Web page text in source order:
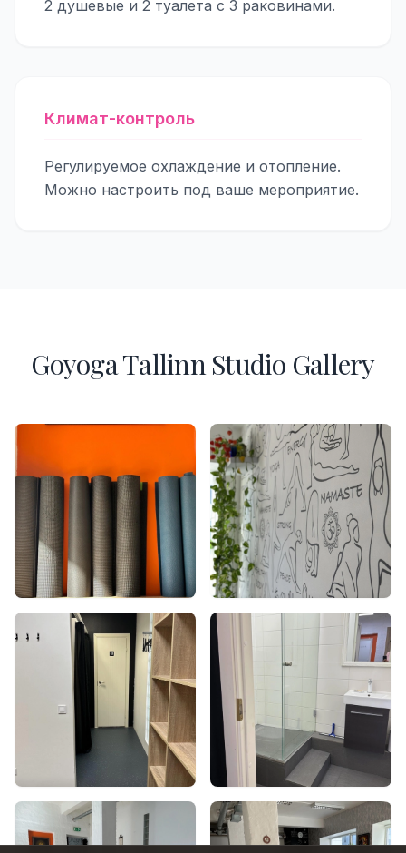
2 душевые и 2 туалета с 3 раковинами.
Климат-контроль
Регулируемое охлаждение и отопление.
Можно настроить под ваше мероприятие.
Goyoga Tallinn Studio Gallery
Номер телефона *
Сообщение